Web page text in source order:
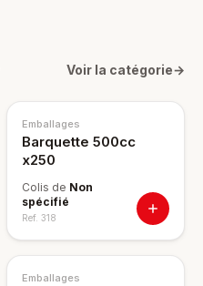
Voir la catégorie→
Emballages
Barquette 500cc
x250
Colis de Non
spécifié
Ref. 318
Emballages